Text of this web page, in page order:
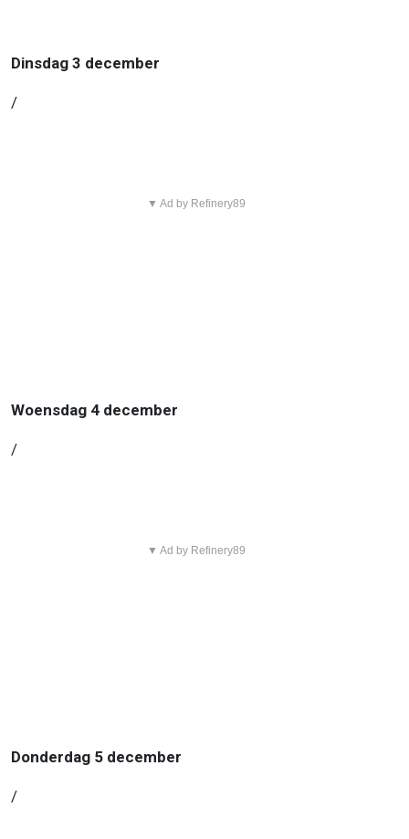
Dinsdag 3 december
/
▼ Ad by Refinery89
Woensdag 4 december
/
▼ Ad by Refinery89
Donderdag 5 december
/